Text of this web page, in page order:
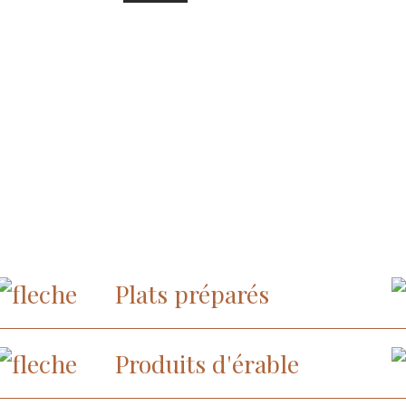
Plats préparés
Produits d'érable